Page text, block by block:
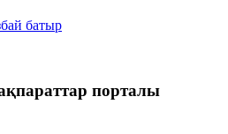
батыр
порталы